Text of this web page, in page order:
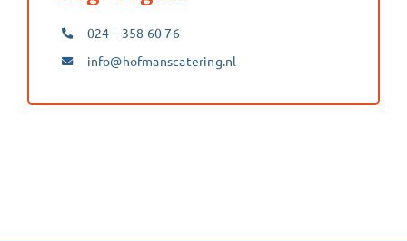
Contact
024 – 358 60 76
info@hofmanscatering.nl